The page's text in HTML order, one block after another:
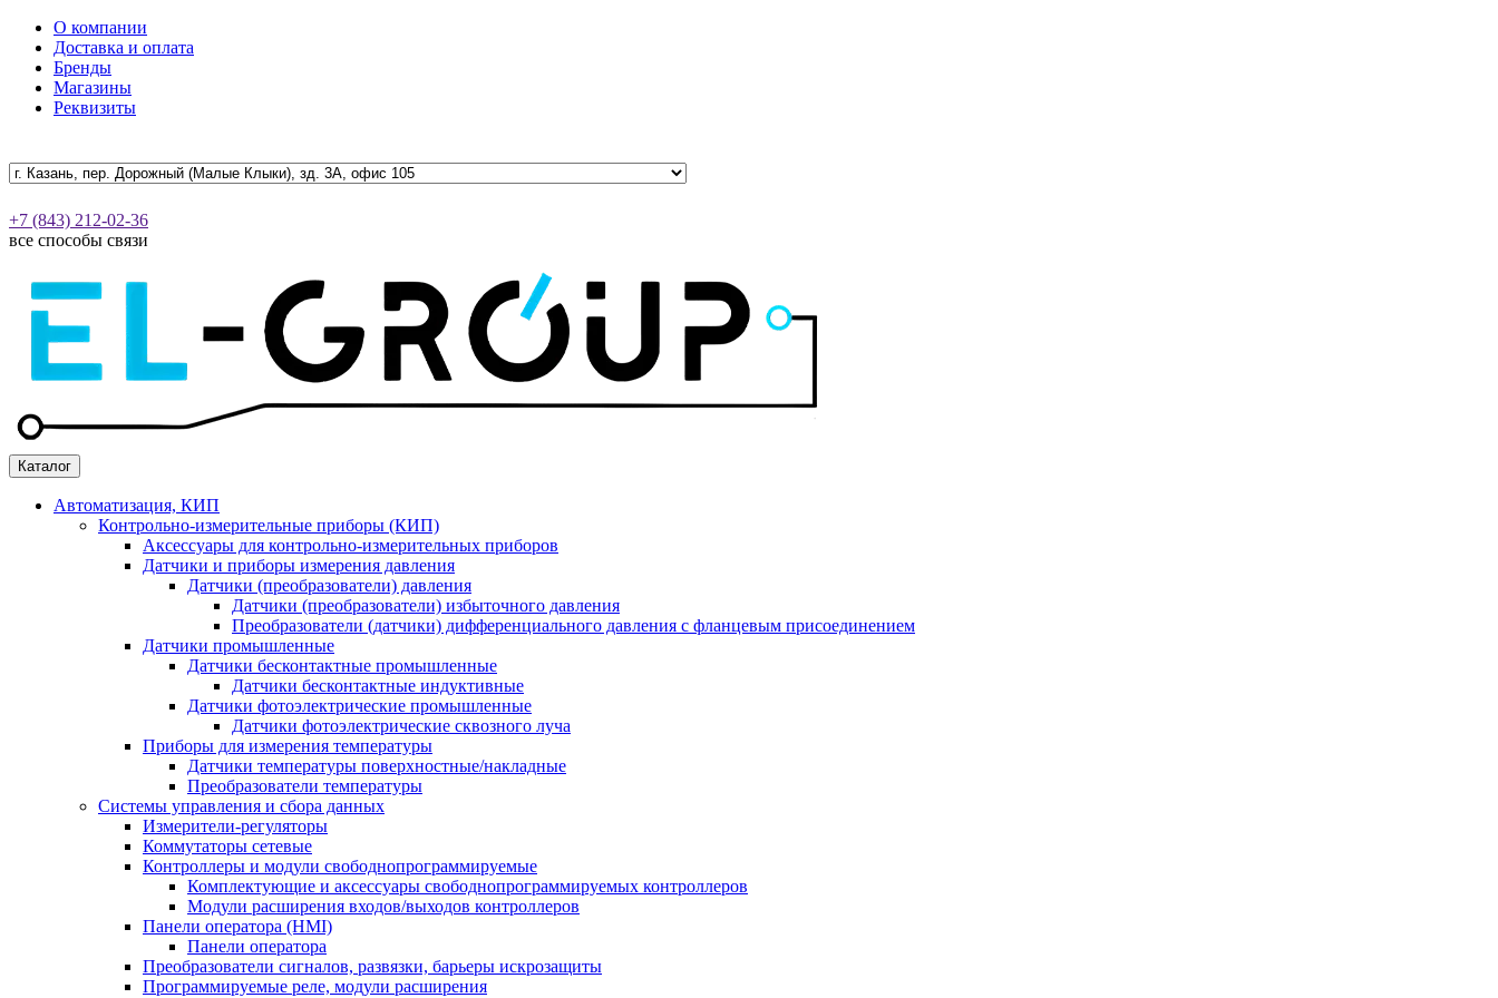
О компании
Доставка и оплата
Бренды
Магазины
Реквизиты
+7 (843) 212-02-36
все способы связи
Каталог
Автоматизация, КИП
Контрольно-измерительные приборы (КИП)
Аксессуары для контрольно-измерительных приборов
Датчики и приборы измерения давления
Датчики (преобразователи) давления
Датчики (преобразователи) избыточного давления
Преобразователи (датчики) дифференциального давления с фланцевым присоединением
Датчики промышленные
Датчики бесконтактные промышленные
Датчики бесконтактные индуктивные
Датчики фотоэлектрические промышленные
Датчики фотоэлектрические сквозного луча
Приборы для измерения температуры
Датчики температуры поверхностные/накладные
Преобразователи температуры
Системы управления и сбора данных
Измерители-регуляторы
Коммутаторы сетевые
Контроллеры и модули свободнопрограммируемые
Комплектующие и аксессуары свободнопрограммируемых контроллеров
Модули расширения входов/выходов контроллеров
Панели оператора (HMI)
Панели оператора
Преобразователи сигналов, развязки, барьеры искрозащиты
Программируемые реле, модули расширения